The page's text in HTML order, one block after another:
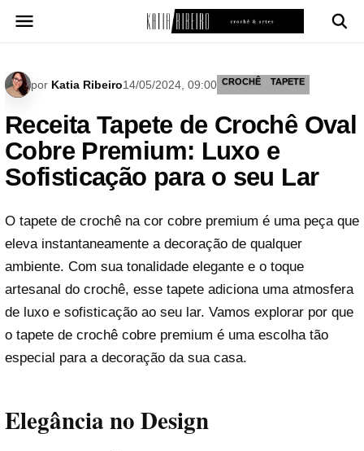
para
por Katia Ribeiro14/05/2024, 09:00 CROCHÊ TAPETE
Receita Tapete de Crochê Oval
Cobre Premium: Luxo e
Sofisticação para o seu Lar
O tapete de crochê na cor cobre premium é uma peça que
eleva instantaneamente a decoração de qualquer
ambiente. Com sua tonalidade elegante e o toque
artesanal do crochê, esse tapete adiciona uma atmosfera
de luxo e sofisticação ao seu lar. Vamos explorar por que
o tapete de crochê cobre premium é uma escolha tão
especial para a decoração da sua casa.
Elegância no Design